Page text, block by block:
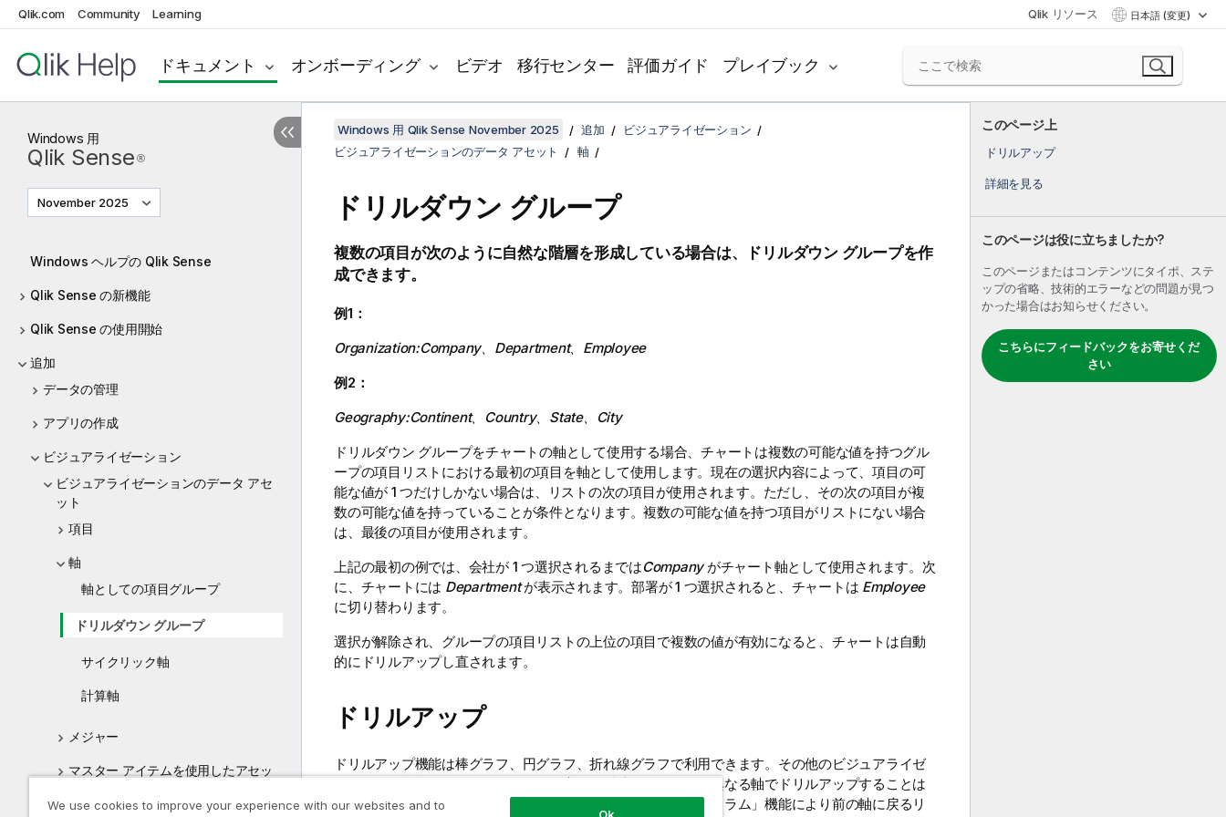
Qlik.com Community Learning Qlik リソース 日本語 (変更)
ドキュメント オンボーディング ビデオ 移行センター 評価ガイド プレイブック
Windows 用
Qlik Sense ®
November 2025
Windows ヘルプの Qlik Sense
Qlik Sense の新機能
Qlik Sense の使用開始
追加
データの管理
アプリの作成
ビジュアライゼーション
ビジュアライゼーションのデータ アセ
ット
項目
軸
軸としての項目グループ
ドリルダウン グループ
サイクリック軸
計算軸
メジャー
マスター アイテムを使用したアセッ
このページ上
ドリルアップ
詳細を見る
このページは役に立ちましたか?
このページまたはコンテンツにタイポ、ステ
ップの省略、技術的エラーなどの問題が見つ
かった場合はお知らせください。
こちらにフィードバックをお寄せくだ
さい
Windows 用 Qlik Sense November 2025 追加
ビジュアライゼーション
ビジュアライゼーションのデータ アセット
軸
ドリルダウン グループ
複数の項目が次のように自然な階層を形成している場合は、ドリルダウン グループを作
成できます。
例1：
Organization:Company、 Department、 Employee
例2：
Geography:Continent、 Country、 State、
City
ドリルダウン グループをチャートの軸として使用する場合、チャートは複数の可能な値を持つグル
ープの項目リストにおける最初の項目を軸として使用します。現在の選択内容によって、項目の可
能な値が 1 つだけしかない場合は、リストの次の項目が使用されます。ただし、その次の項目が複
数の可能な値を持っていることが条件となります。複数の可能な値を持つ項目がリストにない場合
は、最後の項目が使用されます。
上記の最初の例では、会社が 1 つ選択されるまではCompanyがチャート軸として使用されます。次
に、チャートには Departmentが表示されます。部署が 1 つ選択されると、チャートは Employee
に切り替わります。
選択が解除され、グループの項目リストの上位の項目で複数の値が有効になると、チャートは自動
的にドリルアップし直されます。
ドリルアップ
ドリルアップ機能は棒グラフ、円グラフ、折れ線グラフで利用できます。その他のビジュアライゼ
ーションの場合、チャートで行われた変更は反映されますが、異なる軸でドリルアップすることは
できません。軸グループでドリルダウンする際は、「ブレッドクラム」機能により前の軸に戻るリ
We use cookies to improve your experience with our websites and to